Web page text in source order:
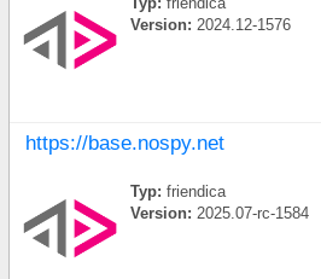
Typ: friendica
Version: 2024.12-1576
https://base.nospy.net
Typ: friendica
Version: 2025.07-rc-1584